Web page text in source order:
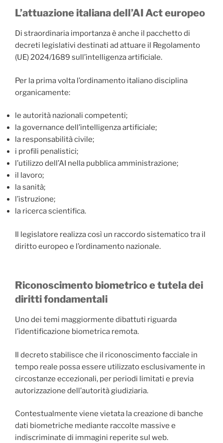
L’attuazione italiana dell’AI Act europeo
Di straordinaria importanza è anche il pacchetto di
decreti legislativi destinati ad attuare il Regolamento
(UE) 2024/1689 sull’intelligenza artificiale.
Per la prima volta l’ordinamento italiano disciplina
organicamente:
le autorità nazionali competenti;
la governance dell’intelligenza artificiale;
la responsabilità civile;
i profili penalistici;
l’utilizzo dell’AI nella pubblica amministrazione;
il lavoro;
la sanità;
l’istruzione;
la ricerca scientifica.
Il legislatore realizza così un raccordo sistematico tra il
diritto europeo e l’ordinamento nazionale.
Riconoscimento biometrico e tutela dei
diritti fondamentali
Uno dei temi maggiormente dibattuti riguarda
l’identificazione biometrica remota.
Il decreto stabilisce che il riconoscimento facciale in
tempo reale possa essere utilizzato esclusivamente in
circostanze eccezionali, per periodi limitati e previa
autorizzazione dell’autorità giudiziaria.
Contestualmente viene vietata la creazione di banche
dati biometriche mediante raccolte massive e
indiscriminate di immagini reperite sul web.